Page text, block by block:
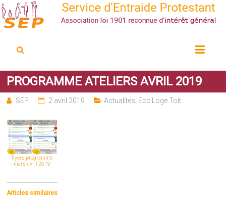
SEP
PROGRAMME ATELIERS AVRIL 2019
SEP 2 avril 2019 Actualités, Eco'Loge Toit
flyers programme
mars-avril 2019
Articles similaires